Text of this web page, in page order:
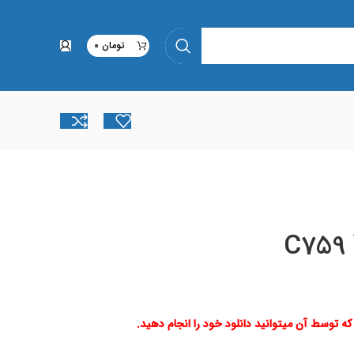
تومان
توسط آن میتوانید دانلود خود را انجام دهید.